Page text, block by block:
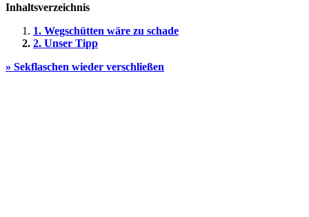
Inhaltsverzeichnis
1. Wegschütten wäre zu schade
2. Unser Tipp
» Sekflaschen wieder verschließen